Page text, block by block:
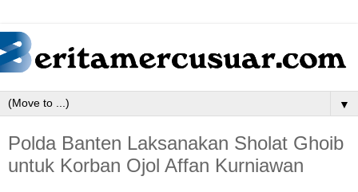
▼
Polda Banten Laksanakan Sholat Ghoib
untuk Korban Ojol Affan Kurniawan